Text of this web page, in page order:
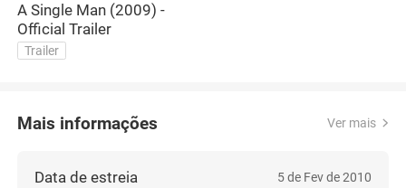
A Single Man (2009) -
Official Trailer
Trailer
Mais informações Ver mais
Data de estreia 5 de Fev de 2010